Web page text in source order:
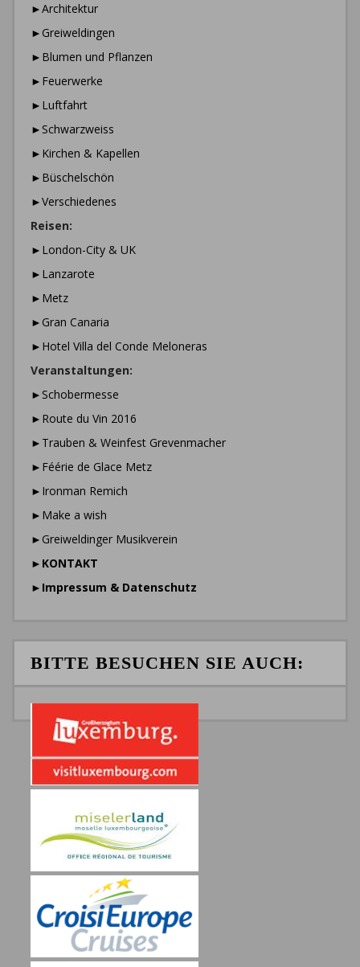
►Architektur
►Greiweldingen
►Blumen und Pflanzen
►Feuerwerke
►Luftfahrt
►Schwarzweiss
►Kirchen & Kapellen
►Büschelschön
►Verschiedenes
Reisen:
►London-City & UK
►Lanzarote
►Metz
►Gran Canaria
►Hotel Villa del Conde Meloneras
Veranstaltungen:
►Schobermesse
►Route du Vin 2016
►Trauben & Weinfest Grevenmacher
►Féérie de Glace Metz
►Ironman Remich
►Make a wish
►Greiweldinger Musikverein
► KONTAKT
► Impressum & Datenschutz
BITTE BESUCHEN SIE AUCH: